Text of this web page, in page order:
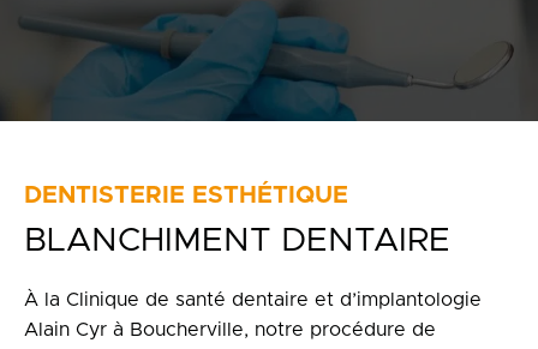
Contact
Politique de confidentialité
en
100 Bd de Mortagne
450 906-4606
DENTISTERIE ESTHÉTIQUE
BLANCHIMENT DENTAIRE
À la Clinique de santé dentaire et d’implantologie
Alain Cyr à Boucherville, notre procédure de